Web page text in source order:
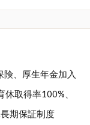
、厚生年金加入
取得率100%、
期保証制度